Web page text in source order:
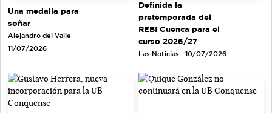
Una medalla para
soñar
Alejandro del Valle -
11/07/2026
Definida la
pretemporada del
REBI Cuenca para el
curso 2026/27
Las Noticias - 10/07/2026